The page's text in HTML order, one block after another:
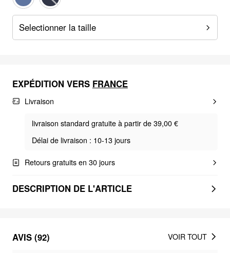
Selectionner la taille
EXPÉDITION VERS FRANCE
Livraison
livraison standard gratuite à partir de 39,00 €
Délai de livraison : 10-13 jours
Retours gratuits en 30 jours
DESCRIPTION DE L'ARTICLE
AVIS (92) VOIR TOUT